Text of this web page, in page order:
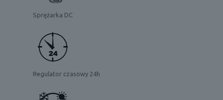
Sprężarka DC
Regulator czasowy 24h